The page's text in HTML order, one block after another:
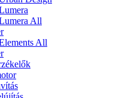
All
All